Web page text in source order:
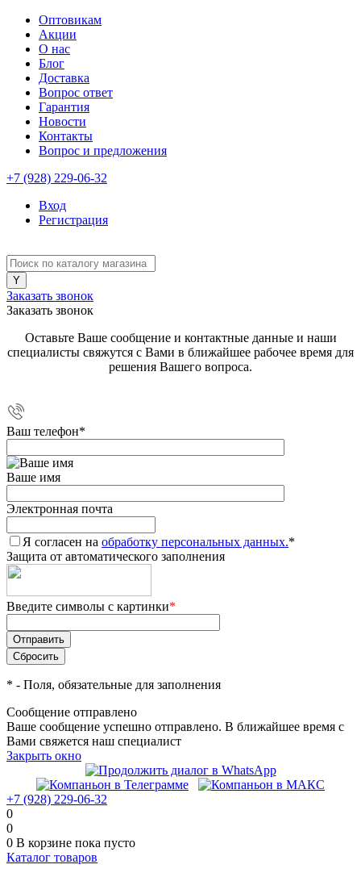
Оптовикам
Акции
О нас
Блог
Доставка
Вопрос ответ
Гарантия
Новости
Контакты
Вопрос и предложения
+7 (928) 229-06-32
Вход
Регистрация
Заказать звонок
Заказать звонок
Оставьте Ваше сообщение и контактные данные и наши
специалисты свяжутся с Вами в ближайшее рабочее время для
решения Вашего вопроса.
Ваш телефон*
Ваше имя
Электронная почта
Я согласен на обработку персональных данных.*
Защита от автоматического заполнения
Введите символы с картинки*
* - Поля, обязательные для заполнения
Сообщение отправлено
Ваше сообщение успешно отправлено. В ближайшее время с
Вами свяжется наш специалист
Закрыть окно
+7 (928) 229-06-32
0
0
0 В корзине пока пусто
Каталог товаров